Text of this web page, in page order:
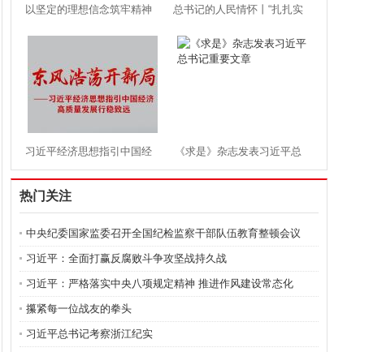
以坚定的理想信念筑牢精神 总书记的人民情怀丨“扎扎实
实建设现代化产业体系”
习近平经济思想指引中国经
济高质量发展行稳致远
《求是》杂志发表习近平总
热门关注
中央纪委国家监委召开全国纪检监察干部队伍教育整顿会议
习近平：全面打赢反腐败斗争攻坚战持久战
习近平：严格落实中央八项规定精神 推进作风建设常态化
攥紧每一位战友的拳头
习近平总书记考察浙江纪实